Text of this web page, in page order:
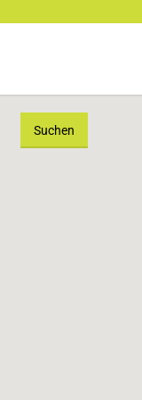
Suchen